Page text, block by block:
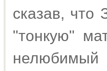
сказав,
"тонкую"
нелюбимый